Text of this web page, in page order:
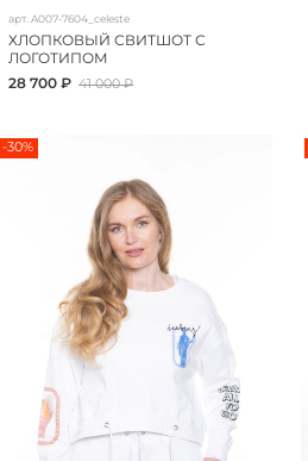
арт.A007-7604_celeste
ХЛОПКОВЫЙ СВИТШОТ С
ЛОГОТИПОМ
28 700 ₽ 41 000 ₽
-30%